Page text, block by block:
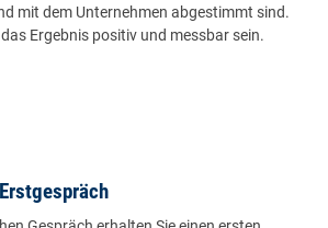
mit dem Unternehmen abgestimmt sind.
Ergebnis positiv und messbar sein.